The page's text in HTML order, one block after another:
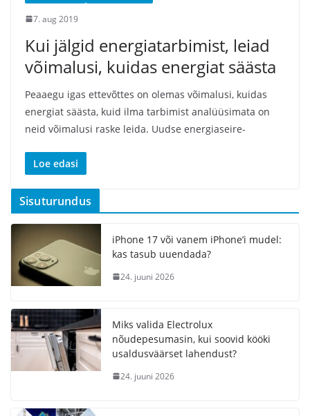
7. aug 2019
Kui jälgid energiatarbimist, leiad
võimalusi, kuidas energiat säästa
Peaaegu igas ettevõttes on olemas võimalusi, kuidas
energiat säästa, kuid ilma tarbimist analüüsimata on
neid võimalusi raske leida. Uudse energiaseire-
Loe edasi
Sisuturundus
iPhone 17 või vanem iPhone’i mudel:
kas tasub uuendada?
24. juuni 2026
Miks valida Electrolux
nõudepesumasin, kui soovid kööki
usaldusväärset lahendust?
24. juuni 2026